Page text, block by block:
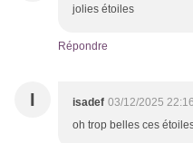
jolies étoiles
Répondre
I isadef 03/12/2025 22:16
oh trop belles ces